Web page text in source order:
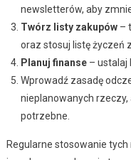
newsletterów, aby
Twórz listy zakupów–
oraz stosuj listę życzeń
Planuj finanse– ustalaj
Wprowadź zasadę
nieplanowanych
potrzebne.
Regularne stosowanie